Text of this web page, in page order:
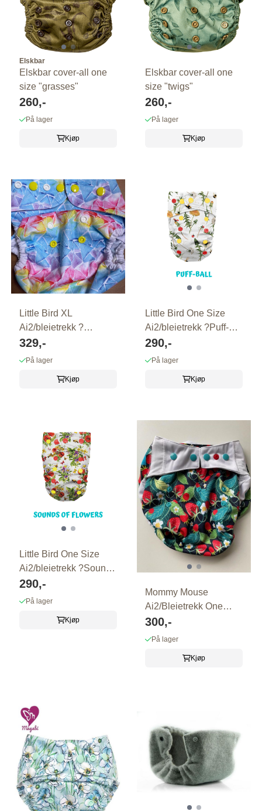
Elskbar
Elskbar cover-all one
size "grasses"
260,-
På lager
Kjøp
Elskbar cover-all one
size "twigs"
260,-
På lager
Kjøp
Little Bird XL
Ai2/bleietrekk ?
Rosa/lysblå?
329,-
På lager
Kjøp
Little Bird One Size
Ai2/bleietrekk ?Puff-
Ball?
290,-
På lager
Kjøp
Little Bird One Size
Ai2/bleietrekk ?Sounds
of ...
290,-
På lager
Kjøp
Mommy Mouse
Ai2/Bleietrekk One
Size ?Jordbær?
300,-
På lager
Kjøp